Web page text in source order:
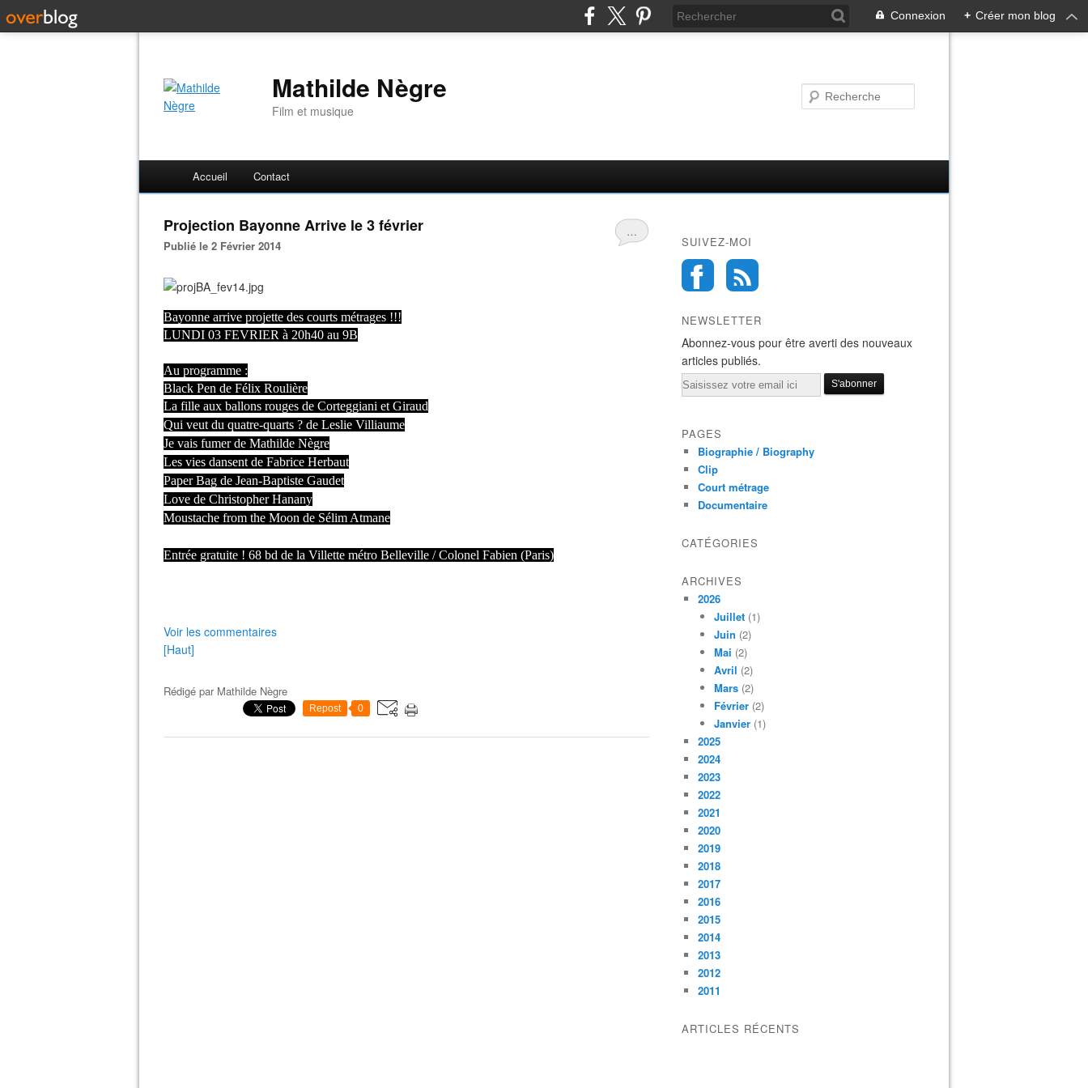
Connexion + Créer mon blog
Mathilde Nègre
Film et musique
Accueil Contact
…
Projection Bayonne Arrive le 3 février
Publié le 2 Février 2014
Bayonne arrive projette des courts métrages !!!
LUNDI 03 FEVRIER à 20h40 au 9B
Au programme :
Black Pen de Félix Roulière
La fille aux ballons rouges de Corteggiani et Giraud
Qui veut du quatre-quarts ? de Leslie Villiaume
Je vais fumer de Mathilde Nègre
Les vies dansent de Fabrice Herbaut
Paper Bag de Jean-Baptiste Gaudet
Love de Christopher Hanany
Moustache from the Moon de Sélim Atmane
Entrée gratuite ! 68 bd de la Villette métro Belleville / Colonel Fabien (Paris)
Voir les commentaires
[Haut]
Rédigé par Mathilde Nègre
Repost 0
SUIVEZ-MOI
NEWSLETTER
Abonnez-vous pour être averti des nouveaux
articles publiés.
Email
PAGES
Biographie / Biography
Clip
Court métrage
Documentaire
CATÉGORIES
ARCHIVES
2026
Juillet (1)
Juin (2)
Mai (2)
Avril (2)
Mars (2)
Février (2)
Janvier (1)
2025
2024
2023
2022
2021
2020
2019
2018
2017
2016
2015
2014
2013
2012
2011
ARTICLES RÉCENTS